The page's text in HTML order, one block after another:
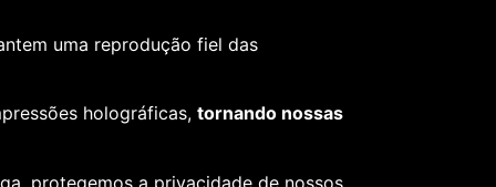
uma reprodução fiel das
holográficas, tornando nossas
protegemos a privacidade de nossos